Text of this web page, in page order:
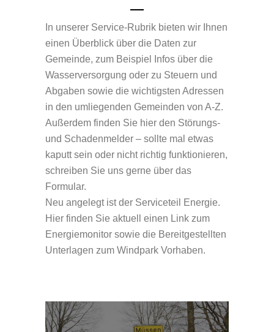
In unserer Service-Rubrik bieten wir Ihnen
einen Überblick über die Daten zur
Gemeinde, zum Beispiel Infos über die
Wasserversorgung oder zu Steuern und
Abgaben sowie die wichtigsten Adressen
in den umliegenden Gemeinden von A-Z.
Außerdem finden Sie hier den Störungs-
und Schadenmelder – sollte mal etwas
kaputt sein oder nicht richtig funktionieren,
schreiben Sie uns gerne über das
Formular.
Neu angelegt ist der Serviceteil Energie.
Hier finden Sie aktuell einen Link zum
Energiemonitor sowie die Bereitgestellten
Unterlagen zum Windpark Vorhaben.